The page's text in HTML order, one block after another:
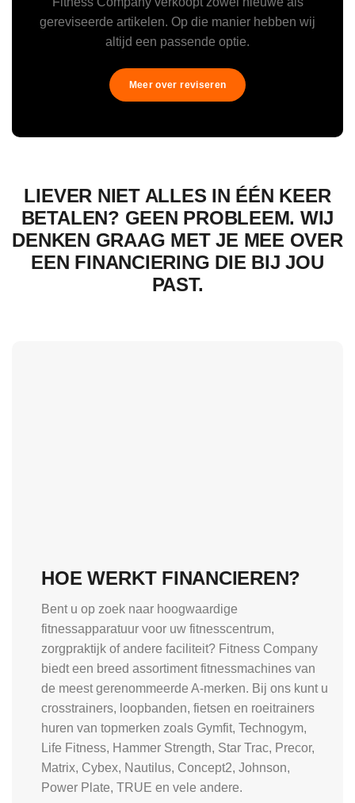
gereviseerde artikelen. Op die manier hebben wij
altijd een passende optie.
Meer over reviseren
LIEVER NIET ALLES IN ÉÉN KEER
BETALEN? GEEN PROBLEEM. WIJ
DENKEN GRAAG MET JE MEE OVER
EEN FINANCIERING DIE BIJ JOU
PAST.
HOE WERKT FINANCIEREN?
Bent u op zoek naar hoogwaardige
fitnessapparatuur voor uw fitnesscentrum,
zorgpraktijk of andere faciliteit? Fitness Company
biedt een breed assortiment fitnessmachines van
de meest gerenommeerde A-merken. Bij ons kunt u
crosstrainers, loopbanden, fietsen en roeitrainers
huren van topmerken zoals Gymfit, Technogym,
Life Fitness, Hammer Strength, Star Trac, Precor,
Matrix, Cybex, Nautilus, Concept2, Johnson,
Power Plate, TRUE en vele andere.